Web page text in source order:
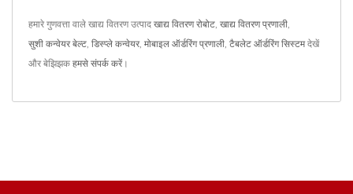
हमारे गुणवत्ता वाले खाद्य वितरण उत्पाद खाद्य वितरण रोबोट खाद्य वितरण प्रणाली
सुशी कन्वेयर बेल्ट डिस्प्ले कन्वेयर, मोबाइल ऑर्डरिंग प्रणाली टैबलेट ऑर्डरिंग सिस्टमदेखें
और बेझिझक हमसे संपर्क करें।